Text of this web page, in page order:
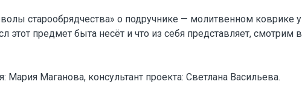
старообрядчества» о подручнике — молитвенном коврике у
этот предмет быта несёт и что из себя представляет, смотрим в
Мария Маганова, консультант проекта: Светлана Васильева.